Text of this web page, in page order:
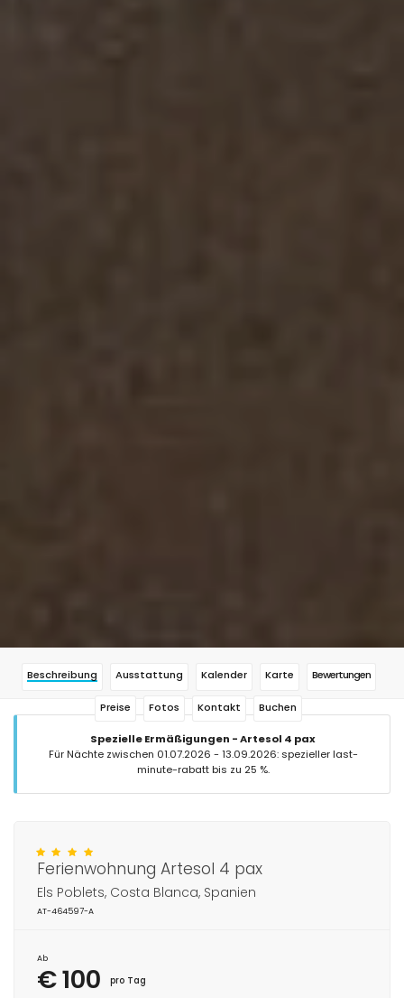
Beschreibung Ausstattung Kalender Karte Bewertungen
Preise Fotos Kontakt Buchen
Spezielle Ermäßigungen - Artesol 4 pax
Für Nächte zwischen 01.07.2026 - 13.09.2026: spezieller last-
minute-rabatt bis zu 25 %.
Ferienwohnung Artesol 4 pax
Els Poblets, Costa Blanca, Spanien
AT-464597-A
Ab
€ 100 pro Tag